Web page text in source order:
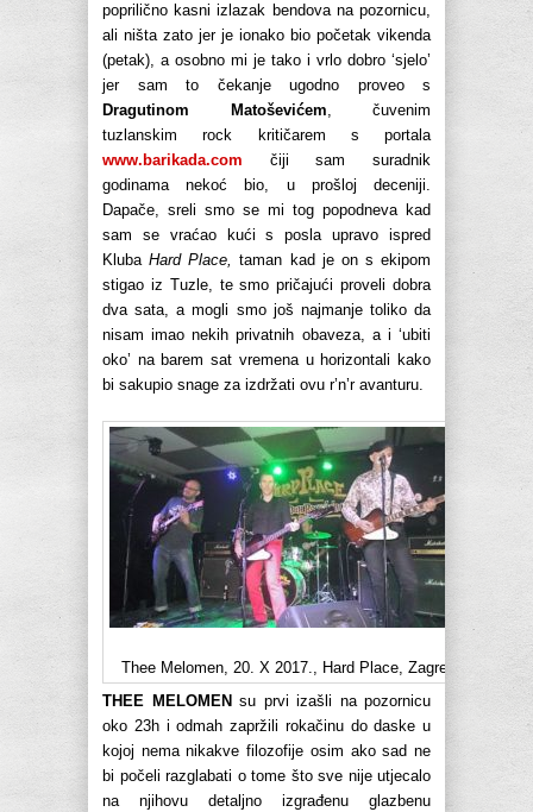
poprilično kasni izlazak bendova na pozornicu,
ali ništa zato jer je ionako bio početak vikenda
(petak), a osobno mi je tako i vrlo dobro ‘sjelo’
jer sam to čekanje ugodno proveo s
Dragutinom Matoševićem, čuvenim
tuzlanskim rock kritičarem s portala
www.barikada.com čiji sam suradnik
godinama nekoć bio, u prošloj deceniji.
Dapače, sreli smo se mi tog popodneva kad
sam se vraćao kući s posla upravo ispred
KlubaHard Place, taman kad je on s ekipom
stigao iz Tuzle, te smo pričajući proveli dobra
dva sata, a mogli smo još najmanje toliko da
nisam imao nekih privatnih obaveza, a i ‘ubiti
oko’ na barem sat vremena u horizontali kako
bi sakupio snage za izdržati ovu r’n’r avanturu.
Thee Melomen, 20. X 2017., Hard Place, Zagreb
THEE MELOMEN su prvi izašli na pozornicu
oko 23h i odmah zapržili rokačinu do daske u
kojoj nema nikakve filozofije osim ako sad ne
bi počeli razglabati o tome što sve nije utjecalo
na njihovu detaljno izgrađenu glazbenu